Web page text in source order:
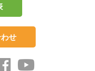
せ